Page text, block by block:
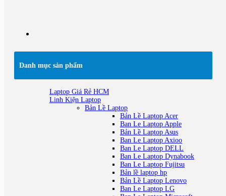
Danh mục sản phẩm
Laptop Giá Rẻ HCM
Linh Kiện Laptop
Bản Lề Laptop
Bản Lề Laptop Acer
Ban Le Laptop Apple
Bản Lề Laptop Asus
Ban Le Laptop Axioo
Ban Le Laptop DELL
Ban Le Laptop Dynabook
Ban Le Laptop Fujitsu
Bản lề laptop hp
Bản Lề Laptop Lenovo
Ban Le Laptop LG